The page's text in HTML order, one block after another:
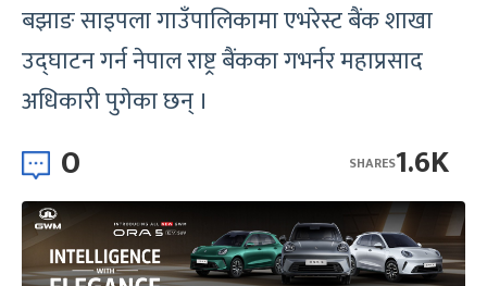
बझाङ साइपला गाउँपालिकामा एभरेस्ट बैंक शाखा
उद्घाटन गर्न नेपाल राष्ट्र बैंकका गभर्नर महाप्रसाद
अधिकारी पुगेका छन् ।
0 1.6K
SHARES